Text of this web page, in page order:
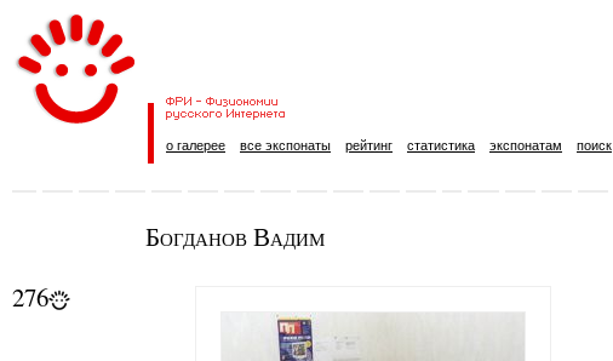
о галерее все экспонаты рейтинг статистика экспонатам поиск
Богданов Вадим
276